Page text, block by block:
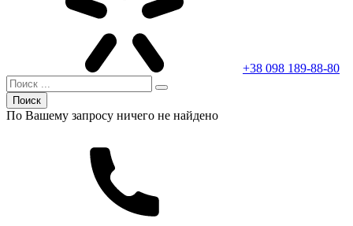
+38 098 189-88-80
Поиск
По Вашему запросу ничего не найдено